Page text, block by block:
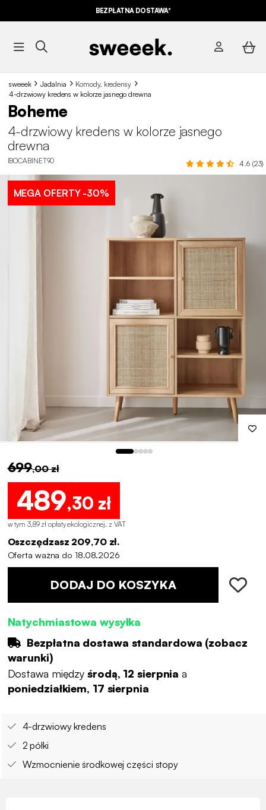
NA NASZE MEGA OFERTY Z KODEM
BEZPŁATNA DOSTAWA*
sweeek Jadalnia
Komody, kredensy
4-drzwiowy kredens w kolorze jasnego drewna
Boheme
4-drzwiowy kredens w kolorze jasnego
drewna
IBOCABINET90 4.6 (23)
MEGA OFERTY-30%
699,00 zł
489,30 zł
w tym 3,89 zł opłaty ekologicznej. z VAT
Oszczędzasz 209,70 zł.
Oferta ważna do 18.08.2026
DODAJ DO KOSZYKA
Natychmiastowa wysyłka
Bezpłatna dostawa standardowa (zobacz
warunki)
Dostawa między środą, 12 sierpnia a
poniedziałkiem, 17 sierpnia
4-drzwiowy kredens
2 półki
Wzmocnienie środkowej części stopy